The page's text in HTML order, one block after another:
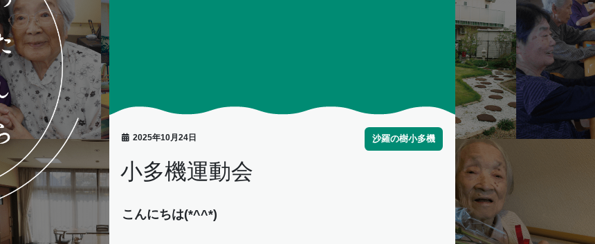
2025年10月24日 沙羅の樹小多機
小多機運動会
こんにちは(*^^*)